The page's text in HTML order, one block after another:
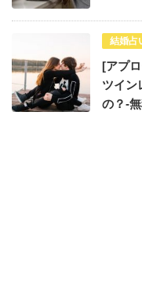
結婚占
[アプ
ツイン
の？-